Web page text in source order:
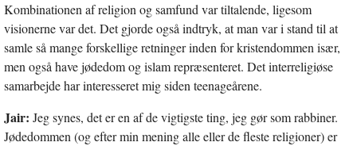
Kombinationen af religion og samfund var tiltalende, ligesom
visionerne var det. Det gjorde også indtryk, at man var i stand til at
samle så mange forskellige retninger inden for kristendommen især,
men også have jødedom og islam repræsenteret. Det interreligiøse
samarbejde har interesseret mig siden teenageårene.
Jair: Jeg synes, det er en af de vigtigste ting, jeg gør som rabbiner.
Jødedommen (og efter min mening alle eller de fleste religioner) er